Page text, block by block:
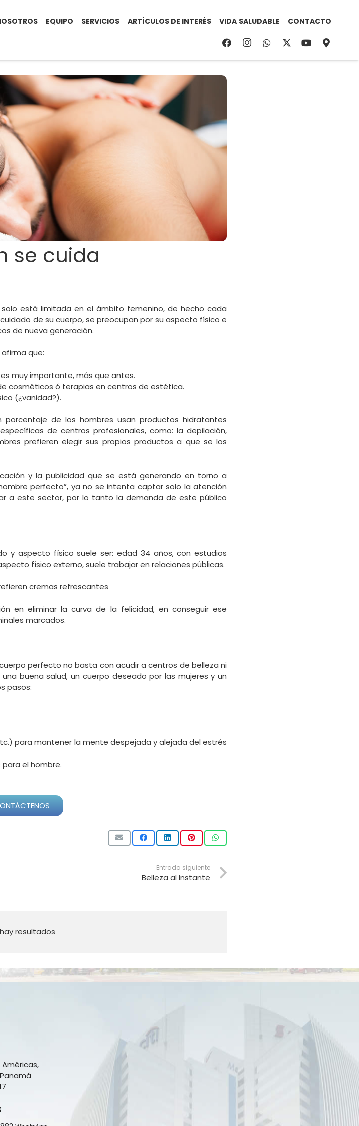
EQUIPO SERVICIOS ARTÍCULOS DE INTERÉS VIDA SALUDABLE CONTACTO
se cuida
está limitada en el ámbito femenino, de hecho cada
de su cuerpo, se preocupan por su aspecto físico e
de nueva generación.
que:
muy importante, más que antes.
cosméticos ó terapias en centros de estética.
(¿vanidad?).
de los hombres usan productos hidratantes
de centros profesionales, como: la depilación,
prefieren elegir sus propios productos a que se los
y la publicidad que se está generando en torno a
perfecto”, ya no se intenta captar solo la atención
a este sector, por lo tanto la demanda de este público
y aspecto físico suele ser: edad 34 años, con estudios
físico externo, suele trabajar en relaciones públicas.
cremas refrescantes
en eliminar la curva de la felicidad, en conseguir ese
marcados.
perfecto no basta con acudir a centros de belleza ni
buena salud, un cuerpo deseado por las mujeres y un
pasos:
para mantener la mente despejada y alejada del estrés
el hombre.
Entrada siguiente
Belleza al Instante
resultados